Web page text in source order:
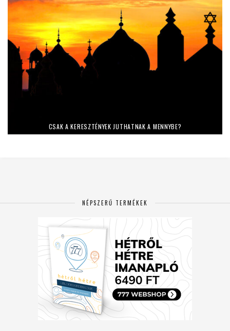
CSAK A KERESZTÉNYEK JUTHATNAK A MENNYBE?
NÉPSZERŰ TERMÉKEK